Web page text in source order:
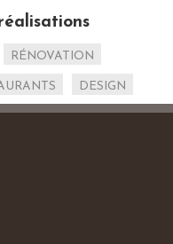
RÉNOVATION
DESIGN